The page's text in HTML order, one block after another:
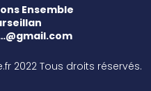
Ensemble
2022 Tous droits réservés.